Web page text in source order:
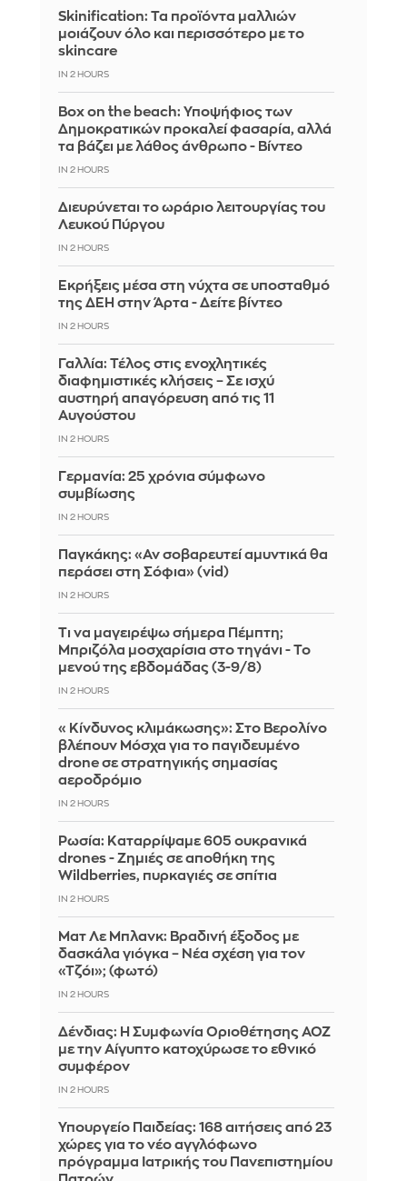
Skinification: Τα προϊόντα μαλλιών
μοιάζουν όλο και περισσότερο με το
skincare
IN 2 HOURS
Box on the beach: Υποψήφιος των
Δημοκρατικών προκαλεί φασαρία, αλλά
τα βάζει με λάθος άνθρωπο - Βίντεο
IN 2 HOURS
Διευρύνεται το ωράριο λειτουργίας του
Λευκού Πύργου
IN 2 HOURS
Eκρήξεις μέσα στη νύχτα σε υποσταθμό
της ΔΕΗ στην Άρτα - Δείτε βίντεο
IN 2 HOURS
Γαλλία: Τέλος στις ενοχλητικές
διαφημιστικές κλήσεις – Σε ισχύ
αυστηρή απαγόρευση από τις 11
Αυγούστου
IN 2 HOURS
Γερμανία: 25 χρόνια σύμφωνο
συμβίωσης
IN 2 HOURS
Παγκάκης: «Αν σοβαρευτεί αμυντικά θα
περάσει στη Σόφια» (vid)
IN 2 HOURS
Τι να μαγειρέψω σήμερα Πέμπτη;
Μπριζόλα μοσχαρίσια στο τηγάνι - Το
μενού της εβδομάδας (3-9/8)
IN 2 HOURS
«Κίνδυνος κλιμάκωσης»: Στο Βερολίνο
βλέπουν Μόσχα για το παγιδευμένο
drone σε στρατηγικής σημασίας
αεροδρόμιο
IN 2 HOURS
Ρωσία: Καταρρίψαμε 605 ουκρανικά
drones - Zημιές σε αποθήκη της
Wildberries, πυρκαγιές σε σπίτια
IN 2 HOURS
Ματ Λε Μπλανκ: Βραδινή έξοδος με
δασκάλα γιόγκα – Νέα σχέση για τον
«Τζόι»; (φωτό)
IN 2 HOURS
Δένδιας: Η Συμφωνία Οριοθέτησης ΑΟΖ
με την Αίγυπτο κατοχύρωσε το εθνικό
συμφέρον
IN 2 HOURS
Υπουργείο Παιδείας: 168 αιτήσεις από 23
χώρες για το νέο αγγλόφωνο
πρόγραμμα Ιατρικής του Πανεπιστημίου